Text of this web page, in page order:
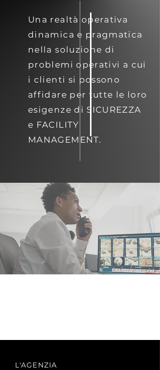
Una realtà operativa
dinamica e pragmatica
nella soluzione di
problemi operativi a cui
i clienti si possono
affidare per tutte le loro
esigenze di SICUREZZA
e FACILITY
MANAGEMENT.
L'AGENZIA